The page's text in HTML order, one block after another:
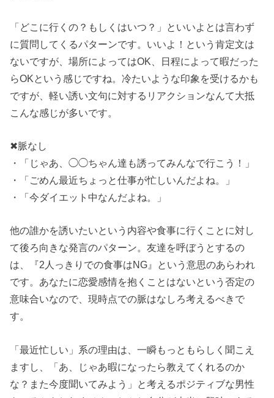
「どこに行くの？もしくはいつ？」といいよとは言わず
に質問してくるパターンです。いいよ！という肯定文は
ないですが、場所によってはOK、日程によって暇だった
らOKという感じですね。冷たいような印象を受けるかも
ですが、軽い誘い文句に対するリアクションなんて大抵
こんな感じが多いです。
✖︎脈なし
・「じゃあ、◯◯ちゃん達も誘ってみんなで行こう！」
・「ごめん最近ちょっと仕事が忙しいんだよね。」
・「今ダイエット中なんだよね。」
他の誰かを誘いたいという内容や食事に行くことに対し
て後ろ向きな発言のパターン。友達を呼ぼうとするの
は、『2人っきりでの食事はNG』という意思のあらわれ
です。あなたに恋愛感情を抱くことはないという否定の
意味合いなので、現時点での脈はなしろ考えるべきで
す。
「最近忙しい」系の理由は、一瞬もっともらしく聞こえ
ますし、「あ、じゃあ暇になったら教えてくれるのか
な？また今度聞いてみよう」と考えるポジティブな男性